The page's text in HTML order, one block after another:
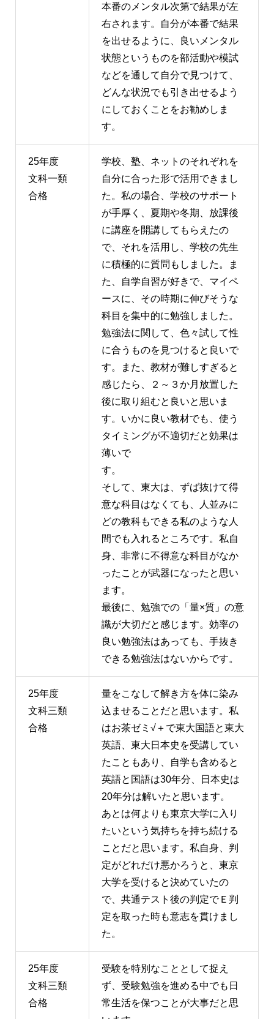
本番のメンタル次第で結果が左
右されます。自分が本番で結果
を出せるように、良いメンタル
状態というものを部活動や模試
などを通して自分で見つけて、
どんな状況でも引き出せるよう
にしておくことをお勧めしま
す。
25年度
文科一類
合格
学校、塾、ネットのそれぞれを
自分に合った形で活用できまし
た。私の場合、学校のサポート
が手厚く、夏期や冬期、放課後
に講座を開講してもらえたの
で、それを活用し、学校の先生
に積極的に質問もしました。ま
た、自学自習が好きで、マイペ
ースに、その時期に伸びそうな
科目を集中的に勉強しました。
勉強法に関して、色々試して性
に合うものを見つけると良いで
す。また、教材が難しすぎると
感じたら、２～３か月放置した
後に取り組むと良いと思いま
す。いかに良い教材でも、使う
タイミングが不適切だと効果は
薄いで
す。
そして、東大は、ずば抜けて得
意な科目はなくても、人並みに
どの教科もできる私のような人
間でも入れるところです。私自
身、非常に不得意な科目がなか
ったことが武器になったと思い
ます。
最後に、勉強での「量×質」の意
識が大切だと感じます。効率の
良い勉強法はあっても、手抜き
できる勉強法はないからです。
25年度
文科三類
合格
量をこなして解き方を体に染み
込ませることだと思います。私
はお茶ゼミ√＋で東大国語と東大
英語、東大日本史を受講してい
たこともあり、自学も含めると
英語と国語は30年分、日本史は
20年分は解いたと思います。
あとは何よりも東京大学に入り
たいという気持ちを持ち続ける
ことだと思います。私自身、判
定がどれだけ悪かろうと、東京
大学を受けると決めていたの
で、共通テスト後の判定でＥ判
定を取った時も意志を貫けまし
た。
25年度
文科三類
合格
受験を特別なこととして捉え
ず、受験勉強を進める中でも日
常生活を保つことが大事だと思